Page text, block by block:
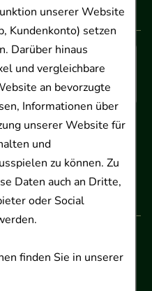
unserer Website
Kundenkonto) setzen
Darüber hinaus
und vergleichbare
an bevorzugte
Informationen über
unserer Website für
und
zu können. Zu
Daten auch an Dritte,
oder Social
finden Sie in unserer
17.00 Uhr